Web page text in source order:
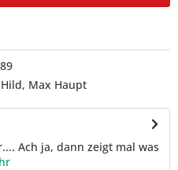
Max Haupt
Ach ja, dann zeigt mal was